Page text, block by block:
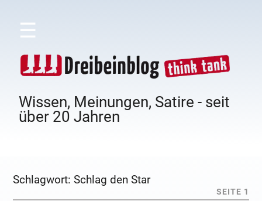
☰
Wissen, Meinungen, Satire - seit
über 20 Jahren
Schlagwort:Schlag den Star
SEITE 1